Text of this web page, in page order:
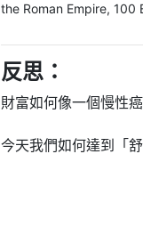
the Roman Empire, 100
反思：
財富如何像一個慢性
今天我們如何達到「